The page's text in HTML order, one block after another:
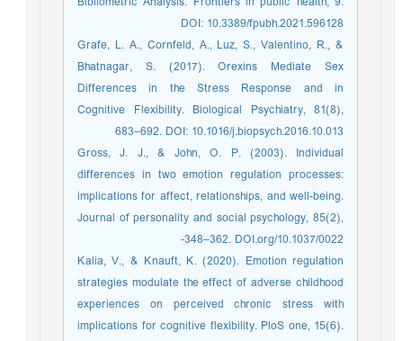
DOI: 10.3389/fpubh.2021.596128
Grafe, L. A., Cornfeld, A., Luz, S., Valentino, R., &
Bhatnagar, S. (2017). Orexins Mediate Sex
Differences in the Stress Response and in
Cognitive Flexibility. Biological Psychiatry, 81(8),
683–692. DOI: 10.1016/j.biopsych.2016.10.013
Gross, J. J., & John, O. P. (2003). Individual
differences in two emotion regulation processes:
implications for affect, relationships, and well-being.
Journal of personality and social psychology, 85(2),
348–362. DOI.org/10.1037/0022-
Kalia, V., & Knauft, K. (2020). Emotion regulation
strategies modulate the effect of adverse childhood
experiences on perceived chronic stress with
implications for cognitive flexibility. PloS one, 15(6).